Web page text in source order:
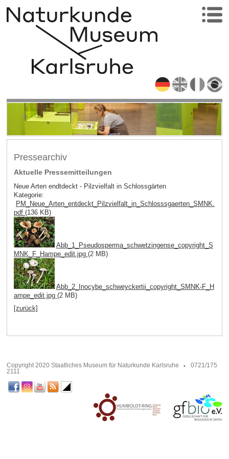
Pressearchiv
Aktuelle Pressemitteilungen
Neue Arten endtdeckt - Pilzvielfalt in Schlossgärten
Kategorie:
PM_Neue_Arten_entdeckt_Pilzvielfalt_in_Schlosssgaerten_SMNK.
pdf (136 KB)
Abb_1_Pseudosperma_schwetzingense_copyright_S
MNK_F_Hampe_edit.jpg (2 MB)
Abb_2_Inocybe_schweyckertii_copyright_SMNK-F_H
ampe_edit.jpg (2 MB)
[zurück]
Copyright 2020 Staatliches Museum für Naturkunde Karlsruhe
0721/175
2111